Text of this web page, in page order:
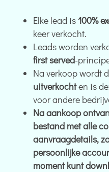
Elke lead is100%
keer verkocht.
Leads worden
first served-
Na verkoop wordt
uitverkochten is
voor andere
Na aankoop
bestand met alle
aanvraagdetails,
persoonlijke
moment kunt